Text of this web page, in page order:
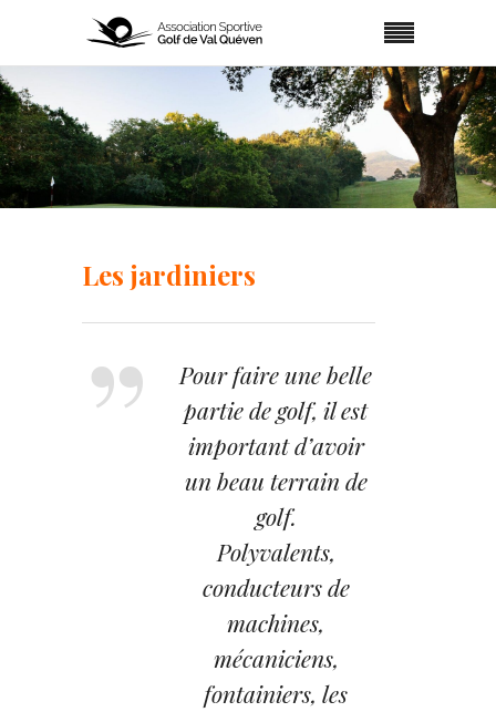
Les jardiniers
Pour faire une belle
partie de golf, il est
important d’avoir
un beau terrain de
golf.
Polyvalents,
conducteurs de
machines,
mécaniciens,
fontainiers, les